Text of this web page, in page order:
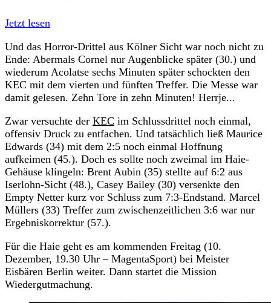
Jetzt lesen
Und das Horror-Drittel aus Kölner Sicht war noch nicht zu
Ende: Abermals Cornel nur Augenblicke später (30.) und
wiederum Acolatse sechs Minuten später schockten den
KEC mit dem vierten und fünften Treffer. Die Messe war
damit gelesen. Zehn Tore in zehn Minuten! Herrje...
Zwar versuchte der KEC im Schlussdrittel noch einmal,
offensiv Druck zu entfachen. Und tatsächlich ließ Maurice
Edwards (34) mit dem 2:5 noch einmal Hoffnung
aufkeimen (45.). Doch es sollte noch zweimal im Haie-
Gehäuse klingeln: Brent Aubin (35) stellte auf 6:2 aus
Iserlohn-Sicht (48.), Casey Bailey (30) versenkte den
Empty Netter kurz vor Schluss zum 7:3-Endstand. Marcel
Müllers (33) Treffer zum zwischenzeitlichen 3:6 war nur
Ergebniskorrektur (57.).
Für die Haie geht es am kommenden Freitag (10.
Dezember, 19.30 Uhr – MagentaSport) bei Meister
Eisbären Berlin weiter. Dann startet die Mission
Wiedergutmachung.